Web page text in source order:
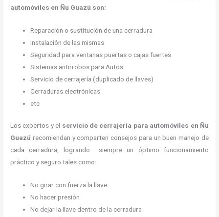
automóviles en Ñu Guazú son:
Reparación o sustitución de una cerradura
Instalación de las mismas
Seguridad para ventanas puertas o cajas fuertes
Sistemas antirrobos para Autos
Servicio de cerrajería (duplicado de llaves)
Cerraduras electrónicas
etc
Los expertos y el servicio de cerrajería para automóviles en Ñu
Guazú recomiendan y comparten consejos para un buen manejo de
cada cerradura, logrando siempre un óptimo funcionamiento
práctico y seguro tales como:
No girar con fuerza la llave
No hacer presión
No dejar la llave dentro de la cerradura